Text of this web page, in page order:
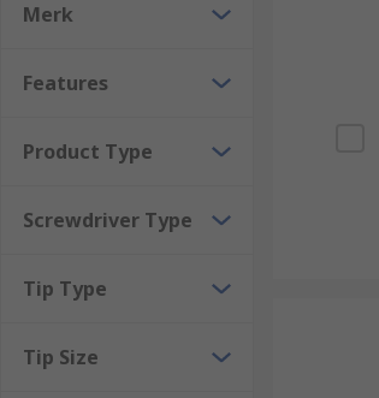
Merk
Features
Product Type
Screwdriver Type
Tip Type
Tip Size